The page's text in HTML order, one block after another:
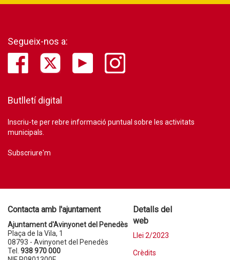
Segueix-nos a:
Butlletí digital
Inscriu-te per rebre informació puntual sobre les activitats
municipals.
Subscriure'm
Contacta amb l'ajuntament
Ajuntament d'Avinyonet del Penedès
Plaça de la Vila, 1
08793 - Avinyonet del Penedès
Tel. 938 970 000
Detalls del
web
Llei 2/2023
Crèdits